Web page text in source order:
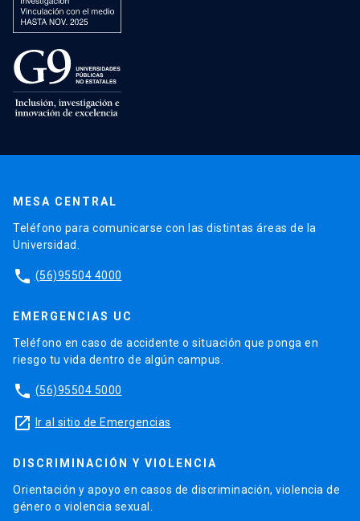
MESA CENTRAL
Teléfono para comunicarse con las distintas áreas de la
Universidad.
phone (56)95504 4000
EMERGENCIAS UC
Teléfono en caso de accidente o situación que ponga en
riesgo tu vida dentro de algún campus.
phone (56)95504 5000
launch Ir al sitio de Emergencias
DISCRIMINACIÓN Y VIOLENCIA
Orientación y apoyo en casos de discriminación, violencia de
género o violencia sexual.